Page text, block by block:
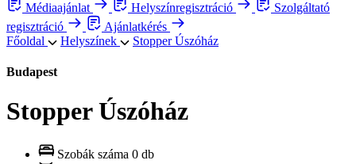
Médiaajánlat
Helyszínregisztráció
Szolgáltató
regisztráció
Ajánlatkérés
Főoldal
Helyszínek Stopper Úszóház
Budapest
Stopper Úszóház
Szobák száma 0 db